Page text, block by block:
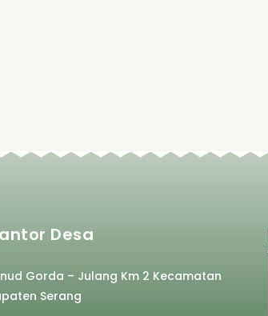
Desa
Gorda – Julang Km 2 Kecamatan
Serang